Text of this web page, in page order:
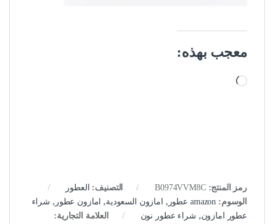
معجب بهذه:
جاري التحميل…
رمز المنتج:B0974VVM8C التصنيف: العطور
الوسوم: amazon عطور , امازون السعودية, امازون عطور , شراء
عطور امازون, شراء عطور نون
العلامة التجارية: